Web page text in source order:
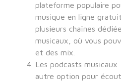
plateforme populaire
musique en ligne
plusieurs chaînes
musicaux, où vous
et des mix.
Les podcasts
autre option pour